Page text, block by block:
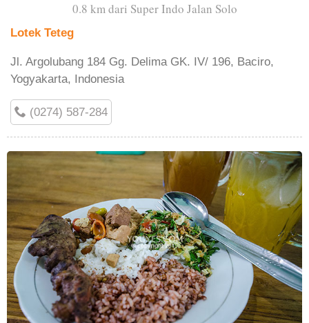
0.8 km dari Super Indo Jalan Solo
Lotek Teteg
Jl. Argolubang 184 Gg. Delima GK. IV/ 196, Baciro,
Yogyakarta, Indonesia
(0274) 587-284